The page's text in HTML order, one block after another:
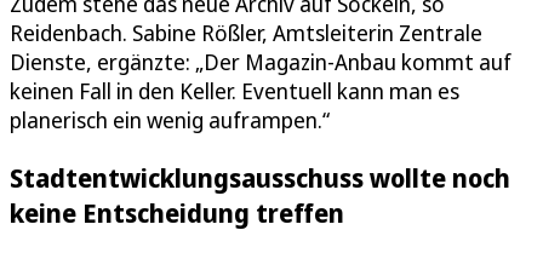
Reidenbach. Sabine Rößler, Amtsleiterin Zentrale
Dienste, ergänzte: „Der Magazin-Anbau kommt auf
keinen Fall in den Keller. Eventuell kann man es
planerisch ein wenig auframpen.“
Stadtentwicklungsausschuss wollte noch
keine Entscheidung treffen